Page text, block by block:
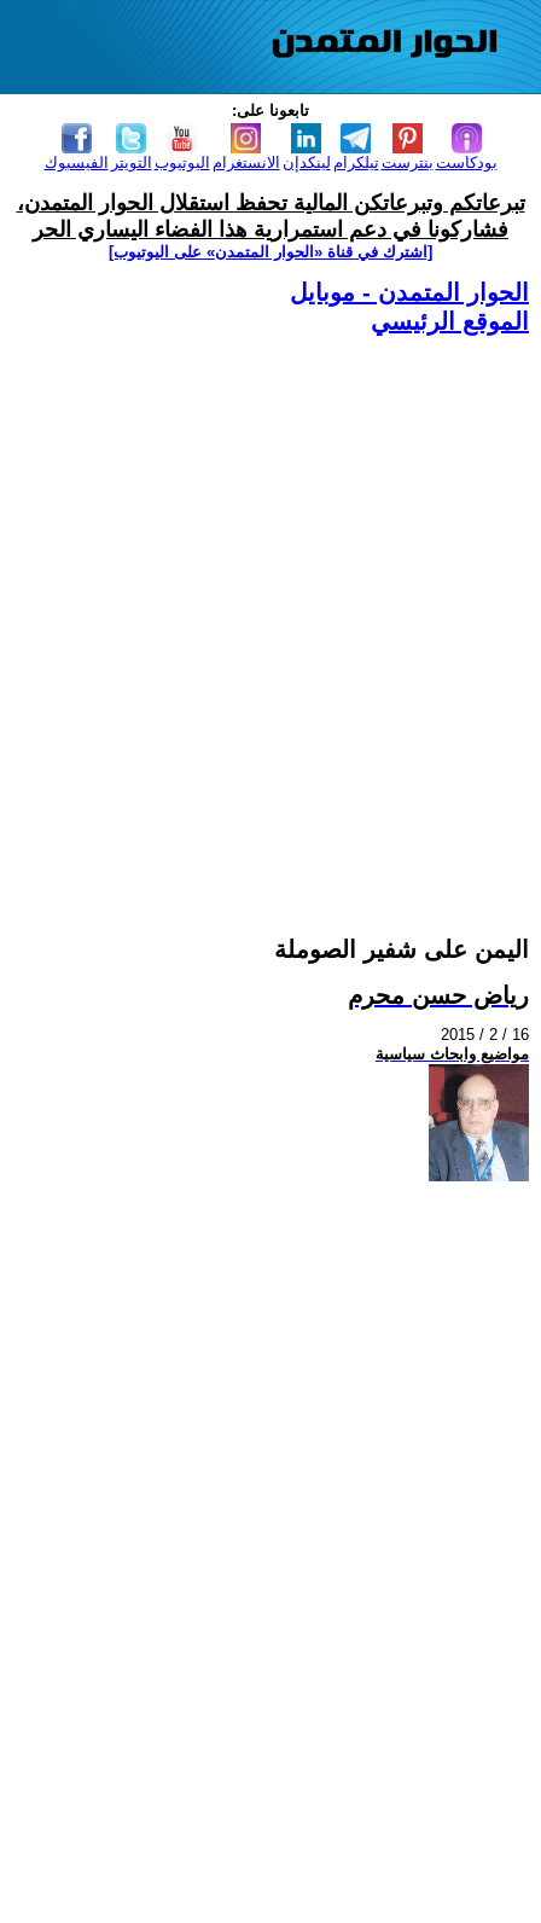
تابعونا على:
الفيسبوك التويتر اليوتيوب الانستغرام لينكدإن تيلكرامبنترست بودكاست
تبرعاتكم وتبرعاتكن المالية تحفظ استقلال الحوار المتمدن،
فشاركونا في دعم استمرارية هذا الفضاء اليساري الحر
[اشترك في قناة ‫«الحوار المتمدن» على اليوتيوب]
الحوار المتمدن - موبايل
الموقع الرئيسي
اليمن على شفير الصوملة
رياض حسن محرم
2015 / 2 / 16
مواضيع وابحاث سياسية